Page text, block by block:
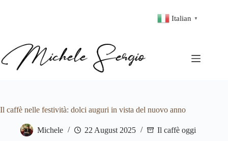
Italian ▼
Il caffè nelle festività: dolci auguri in vista del nuovo anno
Michele 22 August 2025 Il caffè oggi